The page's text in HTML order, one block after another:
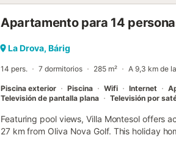
Apartamento para 14
La Drova, Bárig
14 pers. 7 dormitorios 285 m² A 9,3 km de
Piscina exterior Piscina Wifi Internet
Televisión de pantalla plana
Televisión por
Featuring pool views, Villa Montesol offers
27 km from Oliva Nova Golf. This holiday